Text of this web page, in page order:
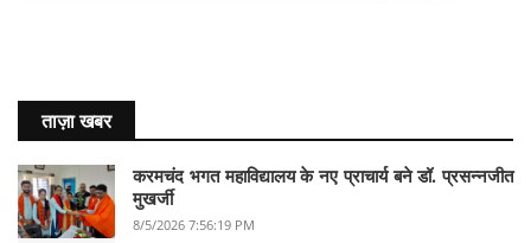
ताज़ा खबर
करमचंद भगत महाविद्यालय के नए प्राचार्य बने डॉ. प्रसन्नजीत
मुखर्जी
8/5/2026 7:56:19 PM